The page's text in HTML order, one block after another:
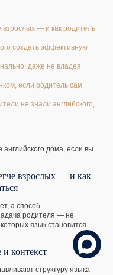
взрослых — и как родитель
создать эффективную
даже не владея
если родитель сам
не знали английского,
взрослых — и как
а способ
родителя — не
язык становится
и контекст
структуру языка